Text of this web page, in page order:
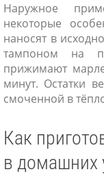
Наружное
некоторые
наносят в
тампоном на
прижимают
минут. Остатки
смоченной в
Как
в домашних